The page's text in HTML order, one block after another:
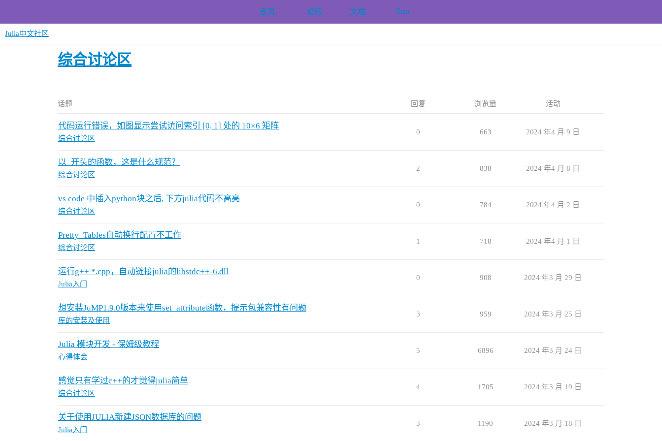
首页 论坛 文档 Star
Julia中文社区
综合讨论区
话题 回复 浏览量 活动
代码运行错误，如图显示尝试访问索引 [0, 1] 处的 10×6 矩阵
综合讨论区
0 663 2024 年4 月 9 日
以_开头的函数，这是什么规范？
综合讨论区
2 838 2024 年4 月 8 日
vs code 中插入python块之后, 下方julia代码不高亮
综合讨论区
0 784 2024 年4 月 2 日
Pretty_Tables自动换行配置不工作
综合讨论区
1 718 2024 年4 月 1 日
运行g++ *.cpp，自动链接julia的libstdc++-6.dll
Julia入门
0 908 2024 年3 月 29 日
想安装JuMP1.9.0版本来使用set_attribute函数，提示包兼容性有问题
库的安装及使用
3 959 2024 年3 月 25 日
Julia 模块开发 - 保姆级教程
心得体会
5 6896 2024 年3 月 24 日
感觉只有学过c++的才觉得julia简单
综合讨论区
4 1705 2024 年3 月 19 日
关于使用JULIA新建JSON数据库的问题
Julia入门
3 1190 2024 年3 月 18 日